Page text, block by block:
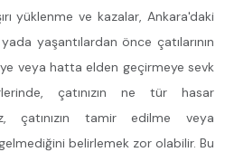
yüklenme ve kazalar, Ankara'daki
yaşantılardan önce çatılarının
veya hatta elden geçirmeye sevk
çatınızın ne tür hasar
çatınızın tamir edilme veya
belirlemek zor olabilir. Bu